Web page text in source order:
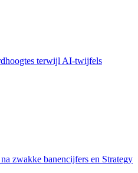
terwijl AI-twijfels
zwakke banencijfers en Strategy